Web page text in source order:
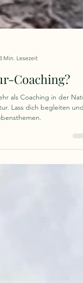
Min. Lesezeit
Coaching?
als Coaching in der
Lass dich begleiten und